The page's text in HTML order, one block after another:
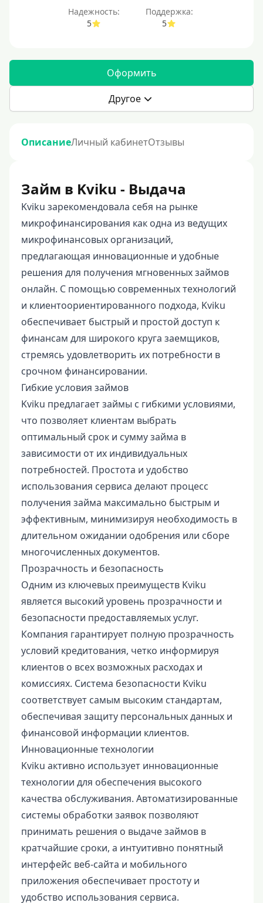
Надежность:
5
Поддержка:
5
Оформить
Другое
ОписаниеЛичный кабинетОтзывы
Займ в Kviku - Выдача
Kviku зарекомендовала себя на рынке
микрофинансирования как одна из ведущих
микрофинансовых организаций,
предлагающая инновационные и удобные
решения для получения мгновенных займов
онлайн. С помощью современных технологий
и клиентоориентированного подхода, Kviku
обеспечивает быстрый и простой доступ к
финансам для широкого круга заемщиков,
стремясь удовлетворить их потребности в
срочном финансировании.
Гибкие условия займов
Kviku предлагает займы с гибкими условиями,
что позволяет клиентам выбрать
оптимальный срок и сумму займа в
зависимости от их индивидуальных
потребностей. Простота и удобство
использования сервиса делают процесс
получения займа максимально быстрым и
эффективным, минимизируя необходимость в
длительном ожидании одобрения или сборе
многочисленных документов.
Прозрачность и безопасность
Одним из ключевых преимуществ Kviku
является высокий уровень прозрачности и
безопасности предоставляемых услуг.
Компания гарантирует полную прозрачность
условий кредитования, четко информируя
клиентов о всех возможных расходах и
комиссиях. Система безопасности Kviku
соответствует самым высоким стандартам,
обеспечивая защиту персональных данных и
финансовой информации клиентов.
Инновационные технологии
Kviku активно использует инновационные
технологии для обеспечения высокого
качества обслуживания. Автоматизированные
системы обработки заявок позволяют
принимать решения о выдаче займов в
кратчайшие сроки, а интуитивно понятный
интерфейс веб-сайта и мобильного
приложения обеспечивает простоту и
удобство использования сервиса.